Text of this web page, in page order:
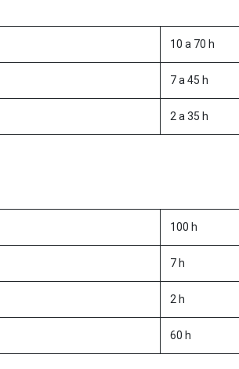
10 a 70 h
7 a 45 h
2 a 35 h
100 h
7 h
2 h
60 h